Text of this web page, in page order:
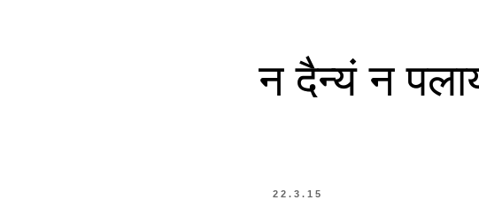
न दैन्यं न
22.3.15